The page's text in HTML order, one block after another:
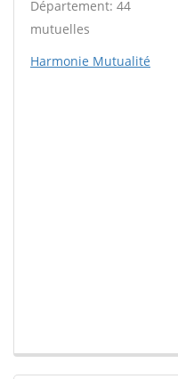
Département: 44
mutuelles
Harmonie Mutualité